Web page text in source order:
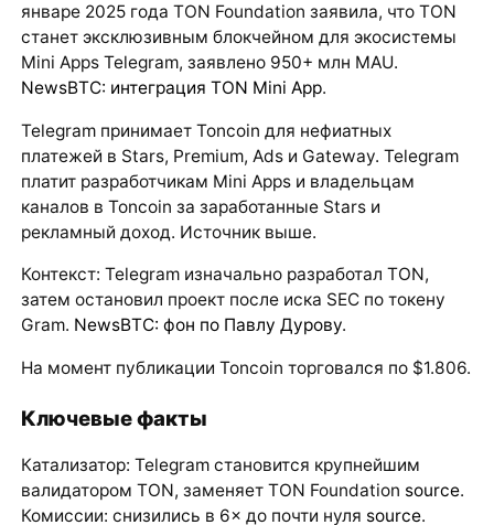
январе 2025 года TON Foundation заявила, что TON
станет эксклюзивным блокчейном для экосистемы
Mini Apps Telegram, заявлено 950+ млн MAU.
NewsBTC: интеграция TON Mini App.
Telegram принимает Toncoin для нефиатных
платежей в Stars, Premium, Ads и Gateway. Telegram
платит разработчикам Mini Apps и владельцам
каналов в Toncoin за заработанные Stars и
рекламный доход. Источник выше.
Контекст: Telegram изначально разработал TON,
затем остановил проект после иска SEC по токену
Gram. NewsBTC: фон по Павлу Дурову.
На момент публикации Toncoin торговался по $1.806.
Ключевые факты
Катализатор: Telegram становится крупнейшим
валидатором TON, заменяет TON Foundation source.
Комиссии: снизились в 6× до почти нуля source.